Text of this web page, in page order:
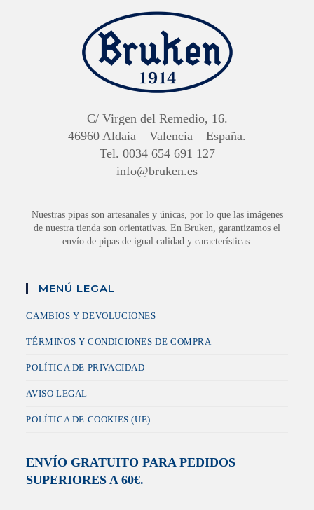
C/ Virgen del Remedio, 16.
46960 Aldaia – Valencia – España.
Tel. 0034 654 691 127
info@bruken.es
Nuestras pipas son artesanales y únicas, por lo que las imágenes
de nuestra tienda son orientativas. En Bruken, garantizamos el
envío de pipas de igual calidad y características.
MENÚ LEGAL
CAMBIOS Y DEVOLUCIONES
TÉRMINOS Y CONDICIONES DE COMPRA
POLÍTICA DE PRIVACIDAD
AVISO LEGAL
POLÍTICA DE COOKIES (UE)
ENVÍO GRATUITO PARA PEDIDOS
SUPERIORES A 60€.